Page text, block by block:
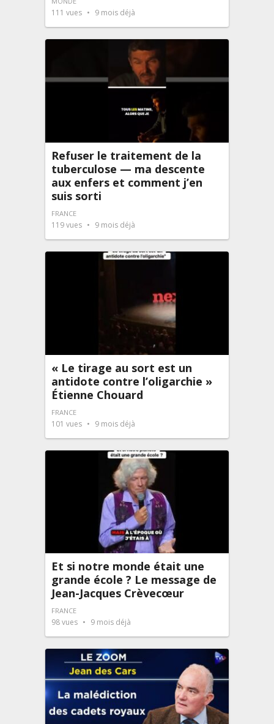
111 vues 9 mois déjà
Refuser le traitement de la
tuberculose — ma descente
aux enfers et comment j’en
suis sorti
FRANCE
119vues 9 mois déjà
« Le tirage au sort est un
antidote contre l’oligarchie »
Étienne Chouard
FRANCE
101 vues 9 mois déjà
Et si notre monde était une
grande école ? Le message de
Jean-Jacques Crèvecœur
FRANCE
98vues 9 mois déjà